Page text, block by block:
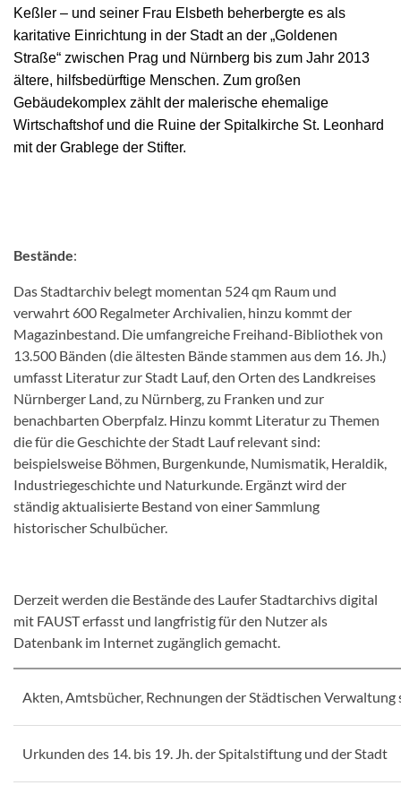
Keßler – und seiner Frau Elsbeth beherbergte es als
karitative Einrichtung in der Stadt an der „Goldenen
Straße“ zwischen Prag und Nürnberg bis zum Jahr 2013
ältere, hilfsbedürftige Menschen. Zum großen
Gebäudekomplex zählt der malerische ehemalige
Wirtschaftshof und die Ruine der Spitalkirche St. Leonhard
mit der Grablege der Stifter.
Bestände:
Das Stadtarchiv belegt momentan 524 qm Raum und
verwahrt 600 Regalmeter Archivalien, hinzu kommt der
Magazinbestand. Die umfangreiche Freihand-Bibliothek von
13.500 Bänden (die ältesten Bände stammen aus dem 16. Jh.)
umfasst Literatur zur Stadt Lauf, den Orten des Landkreises
Nürnberger Land, zu Nürnberg, zu Franken und zur
benachbarten Oberpfalz. Hinzu kommt Literatur zu Themen
die für die Geschichte der Stadt Lauf relevant sind:
beispielsweise Böhmen, Burgenkunde, Numismatik, Heraldik,
Industriegeschichte und Naturkunde. Ergänzt wird der
ständig aktualisierte Bestand von einer Sammlung
historischer Schulbücher.
Derzeit werden die Bestände des Laufer Stadtarchivs digital
mit FAUST erfasst und langfristig für den Nutzer als
Datenbank im Internet zugänglich gemacht.
Akten, Amtsbücher, Rechnungen der Städtischen Verwaltung
Urkunden des 14. bis 19. Jh. der Spitalstiftung und der Stadt